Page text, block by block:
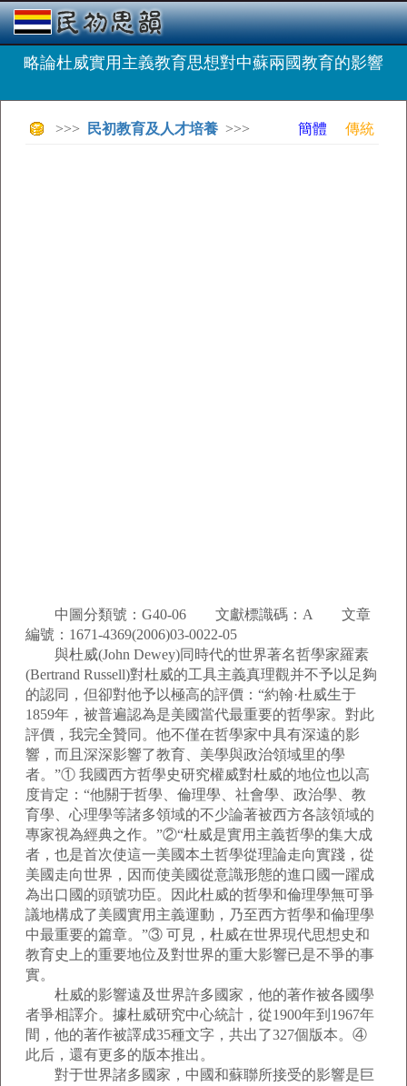
略論杜威實用主義教育思想對中蘇兩國教育的影響
>>> 民初教育及人才培養 >>> 簡體 傳統
中圖分類號：G40-06 文獻標識碼：A 文章
編號：1671-4369(2006)03-0022-05
與杜威(John Dewey)同時代的世界著名哲學家羅素
(Bertrand Russell)對杜威的工具主義真理觀并不予以足夠
的認同，但卻對他予以極高的評價：“約翰·杜威生于
1859年，被普遍認為是美國當代最重要的哲學家。對此
評價，我完全贊同。他不僅在哲學家中具有深遠的影
響，而且深深影響了教育、美學與政治領域里的學
者。”① 我國西方哲學史研究權威對杜威的地位也以高
度肯定：“他關于哲學、倫理學、社會學、政治學、教
育學、心理學等諸多領域的不少論著被西方各該領域的
專家視為經典之作。”②“杜威是實用主義哲學的集大成
者，也是首次使這一美國本土哲學從理論走向實踐，從
美國走向世界，因而使美國從意識形態的進口國一躍成
為出口國的頭號功臣。因此杜威的哲學和倫理學無可爭
議地構成了美國實用主義運動，乃至西方哲學和倫理學
中最重要的篇章。”③ 可見，杜威在世界現代思想史和
教育史上的重要地位及對世界的重大影響已是不爭的事
實。
杜威的影響遠及世界許多國家，他的著作被各國學
者爭相譯介。據杜威研究中心統計，從1900年到1967年
間，他的著作被譯成35種文字，共出了327個版本。④
此后，還有更多的版本推出。
對于世界諸多國家，中國和蘇聯所接受的影響是巨